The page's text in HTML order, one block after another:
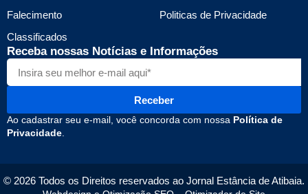
Falecimento
Classificados
Politicas de Privacidade
Receba nossas Notícias e Informações
Receber
Ao cadastrar seu e-mail, você concorda com nossa Política de
Privacidade.
© 2026 Todos os Direitos reservados ao Jornal Estância de Atibaia.